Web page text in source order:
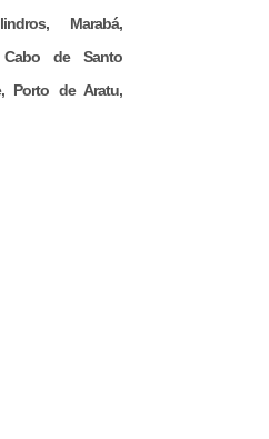
Marabá,
Cabo de Santo
Porto de Aratu,